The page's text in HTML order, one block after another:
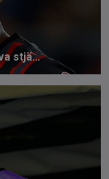
Uppgifter: Tottenham redo att värva stjärnforward